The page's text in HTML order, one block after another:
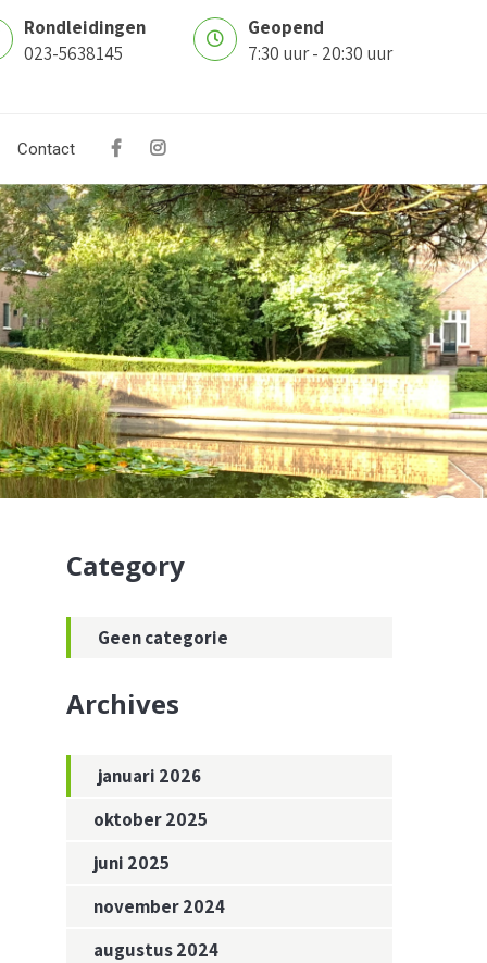
Rondleidingen
023-5638145
Geopend
7:30 uur - 20:30 uur
Contact
Category
Geen categorie
Archives
januari 2026
oktober 2025
juni 2025
november 2024
augustus 2024